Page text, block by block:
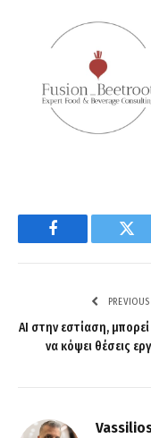
Facebook
AI στην εστίαση, μπορεί
να κόψει θέσεις